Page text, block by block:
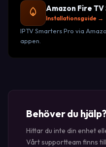
Amazon Fire TV
Installationsguide →
IPTV Smarters Pro via
appen.
Behöver du hjälp?
Hittar du inte din enhet
Vårt supportteam finns